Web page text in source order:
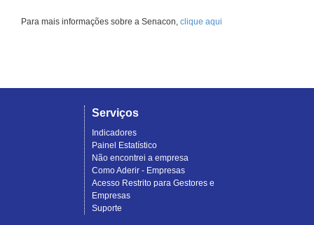
Para mais informações sobre a Senacon, clique aqui
Serviços
Indicadores
Painel Estatístico
Não encontrei a empresa
Como Aderir - Empresas
Acesso Restrito para Gestores e
Empresas
Suporte